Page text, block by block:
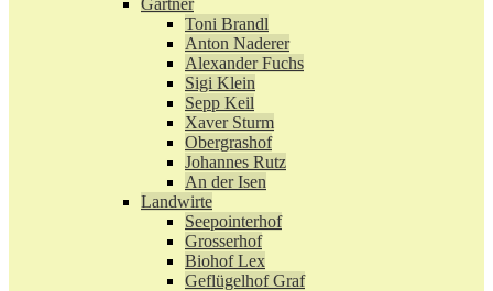
Gärtner
Toni Brandl
Anton Naderer
Alexander Fuchs
Sigi Klein
Sepp Keil
Xaver Sturm
Obergrashof
Johannes Rutz
An der Isen
Landwirte
Seepointerhof
Grosserhof
Biohof Lex
Geflügelhof Graf